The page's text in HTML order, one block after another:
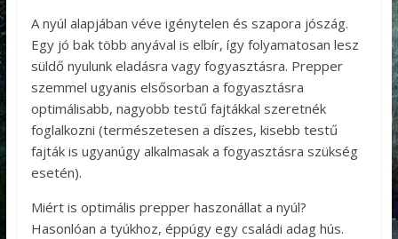
A nyúl alapjában véve igénytelen és szapora jószág.
Egy jó bak több anyával is elbír, így folyamatosan lesz
süldő nyulunk eladásra vagy fogyasztásra. Prepper
szemmel ugyanis elsősorban a fogyasztásra
optimálisabb, nagyobb testű fajtákkal szeretnék
foglalkozni (természetesen a díszes, kisebb testű
fajták is ugyanúgy alkalmasak a fogyasztásra szükség
esetén).
Miért is optimális prepper haszonállat a nyúl?
Hasonlóan a tyúkhoz, éppúgy egy családi adag hús.